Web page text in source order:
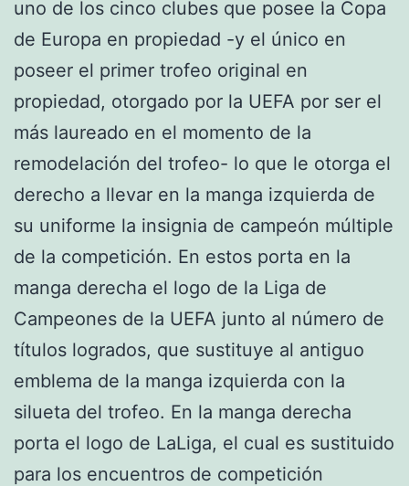
uno de los cinco clubes que posee la Copa
de Europa en propiedad -y el único en
poseer el primer trofeo original en
propiedad, otorgado por la UEFA por ser el
más laureado en el momento de la
remodelación del trofeo- lo que le otorga el
derecho a llevar en la manga izquierda de
su uniforme la insignia de campeón múltiple
de la competición. En estos porta en la
manga derecha el logo de la Liga de
Campeones de la UEFA junto al número de
títulos logrados, que sustituye al antiguo
emblema de la manga izquierda con la
silueta del trofeo. En la manga derecha
porta el logo de LaLiga, el cual es sustituido
para los encuentros de competición